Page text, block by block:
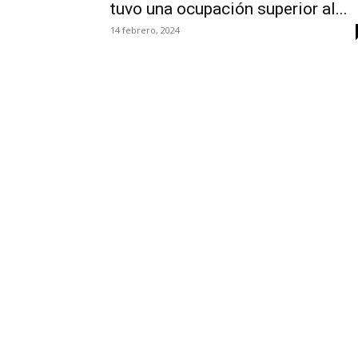
tuvo una ocupación superior al...
14 febrero, 2024